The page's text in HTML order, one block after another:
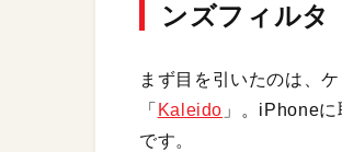
ンズフィルタ
まず目を引いたのは、
「 Kaleido 」。iPhone
です。